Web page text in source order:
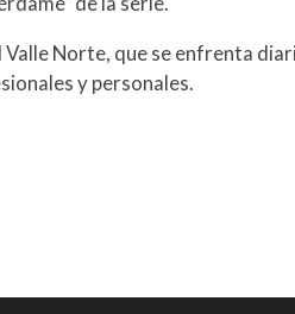
Norte, que se enfrenta
y personales.